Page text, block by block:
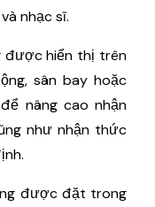
nhạc sĩ.
được hiển thị trên
sân bay hoặc
nâng cao nhận
như nhận thức
được đặt trong